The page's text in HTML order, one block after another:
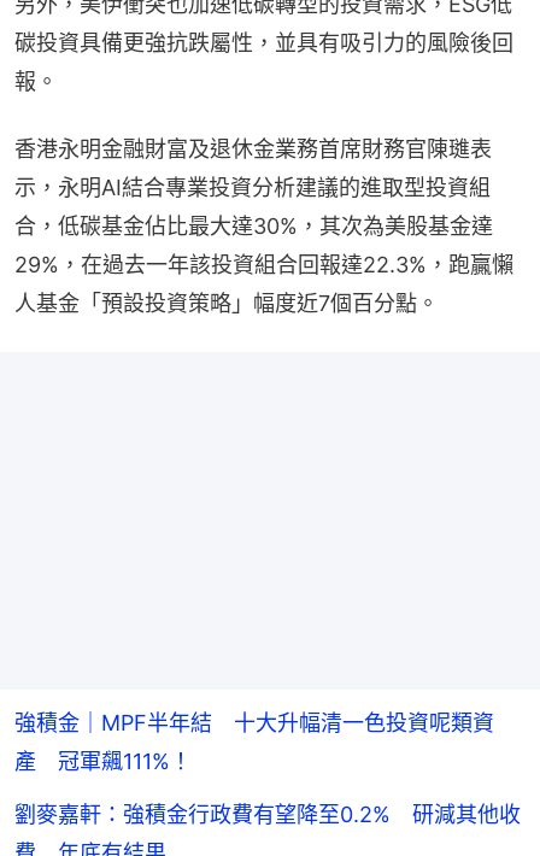
碳投資具備更強抗跌屬性，並具有吸引力的風險後回
報。
香港永明金融財富及退休金業務首席財務官陳璡表
示，永明AI結合專業投資分析建議的進取型投資組
合，低碳基金佔比最大達30%，其次為美股基金達
29%，在過去一年該投資組合回報達22.3%，跑贏懶
人基金「預設投資策略」幅度近7個百分點。
強積金｜MPF半年結 十大升幅清一色投資呢類資
產 冠軍飆111%！
劉麥嘉軒：強積金行政費有望降至0.2% 研減其他收